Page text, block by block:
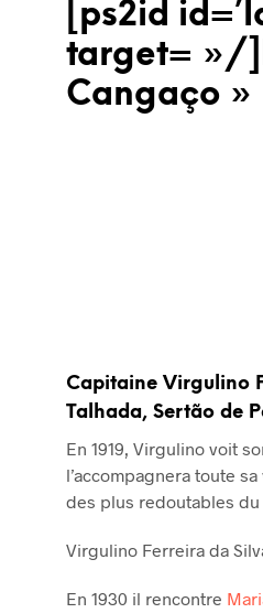
[ps2id
target= »/
Cangaço »
Capitaine Virgulino
Talhada, Sertão de
En 1919, Virgulino voit
l’accompagnera toute
des plus redoutables
Virgulino Ferreira da
En 1930 il rencontre